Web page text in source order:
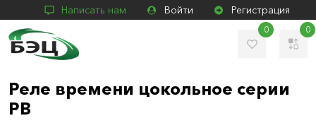
Написать нам Войти Регистрация
0 0
Реле времени цокольное серии
РВ